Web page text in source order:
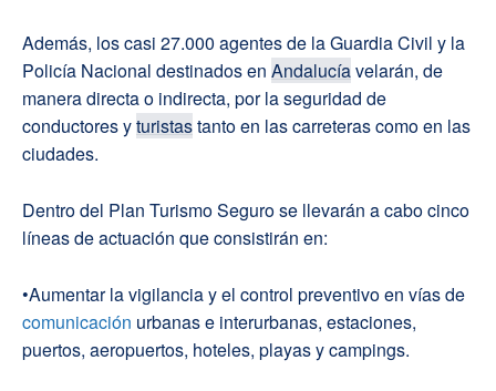
Además, los casi 27.000 agentes de la Guardia Civil y la
Policía Nacional destinados en Andalucíavelarán, de
manera directa o indirecta, por la seguridad de
conductores yturistastanto en las carreteras como en las
ciudades.
Dentro del Plan Turismo Seguro se llevarán a cabo cinco
líneas de actuación que consistirán en:
•Aumentar la vigilancia y el control preventivo en vías de
comunicación urbanas e interurbanas, estaciones,
puertos, aeropuertos, hoteles, playas y campings.